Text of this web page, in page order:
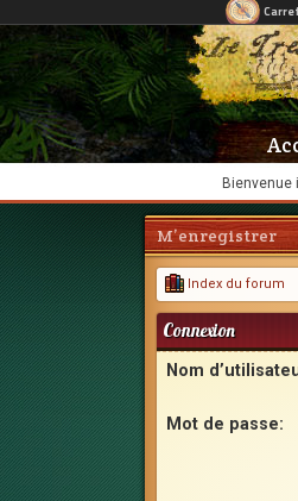
Bienvenue
M’enregistrer
Index du forum
Connexion
Nom
Mot de passe: